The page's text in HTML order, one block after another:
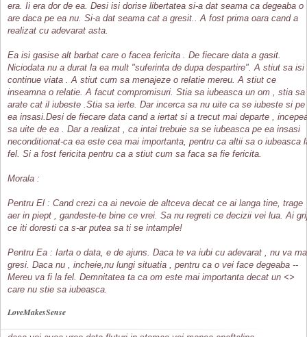
era. Ii era dor de ea. Desi isi dorise libertatea si-a dat seama ca degeaba o
are daca pe ea nu. Si-a dat seama cat a gresit.. A fost prima oara cand a
realizat cu adevarat asta.
Ea isi gasise alt barbat care o facea fericita . De fiecare data a gasit.
Niciodata nu a durat la ea mult "suferinta de dupa despartire". A stiut sa isi
continue viata . A stiut cum sa menajeze o relatie mereu. A stiut ce
inseamna o relatie. A facut compromisuri. Stia sa iubeasca un om , stia sa
arate cat il iubeste .Stia sa ierte. Dar incerca sa nu uite ca se iubeste si pe
ea insasi.Desi de fiecare data cand a iertat si a trecut mai departe ,
sa uite de ea . Dar a realizat , ca intai trebuie sa se iubeasca pe ea insasi
neconditionat-ca ea este cea mai importanta, pentru ca altii sa o iubeasca
fel. Si a fost fericita pentru ca a stiut cum sa faca sa fie fericita.
Morala :
Pentru El : Cand crezi ca ai nevoie de altceva decat ce ai langa tine, trage
aer in piept , gandeste-te bine ce vrei. Sa nu regreti ce decizii vei lua. Ai
ce iti doresti ca s-ar putea sa ti se intample!
Pentru Ea : Iarta o data, e de ajuns. Daca te va iubi cu adevarat , nu va
gresi. Daca nu , incheie,nu lungi situatia , pentru ca o vei face degeaba --
Mereu va fi la fel. Demnitatea ta ca om este mai importanta decat un <>
care nu stie sa iubeasca.
LoveMakesSense